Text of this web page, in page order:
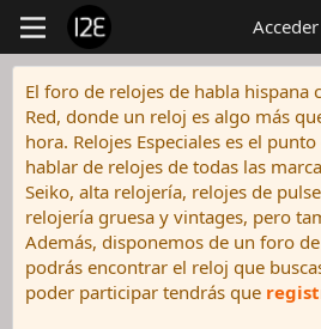
Acceder
El foro de relojes de habla hispana
Red, donde un reloj es algo más
hora. Relojes Especiales es el
hablar de relojes de todas las
Seiko, alta relojería, relojes de
relojería gruesa y vintages, pero
Además, disponemos de un foro
podrás encontrar el reloj que
poder participar tendrás que